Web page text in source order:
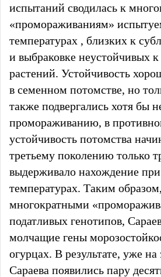
испытаний сводилась к
«промораживаниям»
температурах , близких к
и выбраковке неустойчивых
растений. Устойчивость
в семенном потомстве, но
также подвергались хотя бы
промораживанию, в
устойчивость потомства
третьему поколению только
выдерживало нахождение
температурах. Таким
многократными
податливых генотипов,
молчащие гены
огурцах. В результате, уже
Сараева появились пару